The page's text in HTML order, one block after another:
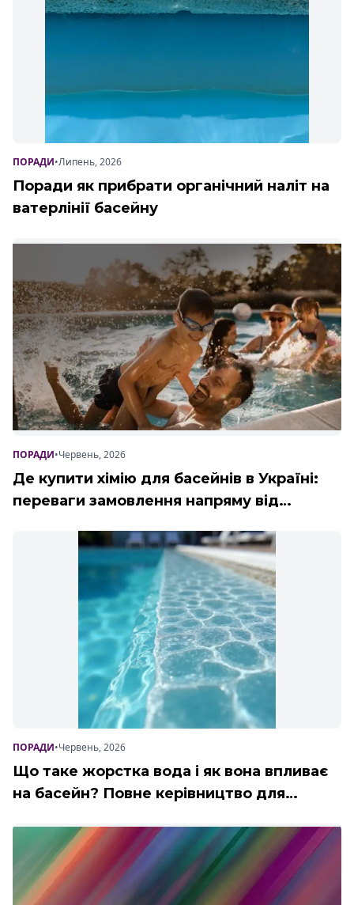
ПОРАДИ•Липень, 2026
Поради як прибрати органічний наліт на
ватерлінії басейну
ПОРАДИ•Червень, 2026
Де купити хімію для басейнів в Україні:
переваги замовлення напряму від
ПОРАДИ•Червень, 2026
Що таке жорстка вода і як вона впливає
на басейн? Повне керівництво для